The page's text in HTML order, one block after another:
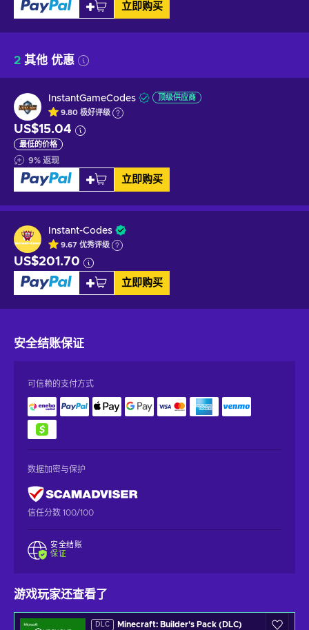
立即购买
2 其他 优惠
InstantGameCodes 顶级供应商
9.80 极好评级
US$15.04
最低的价格
9% 返现
立即购买
Instant-Codes
9.67 优秀评级
US$201.70
立即购买
安全结账保证
可信赖的支付方式
数据加密与保护
信任分数 100/100
安全结账
保证
游戏玩家还查看了
DLC Minecraft: Builder's Pack (DLC)